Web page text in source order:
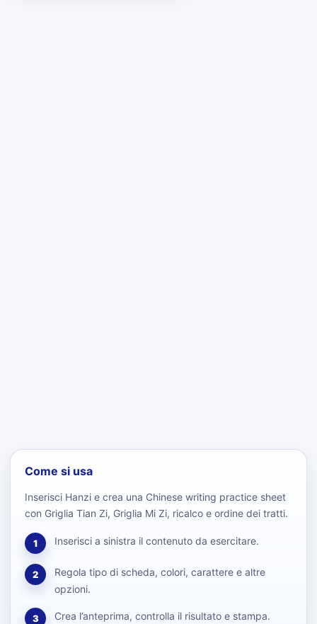
Come si usa
Inserisci Hanzi e crea una Chinese writing practice sheet
con Griglia Tian Zi, Griglia Mi Zi, ricalco e ordine dei tratti.
1 Inserisci a sinistra il contenuto da esercitare.
2
Regola tipo di scheda, colori, carattere e altre
opzioni.
3 Crea l’anteprima, controlla il risultato e stampa.